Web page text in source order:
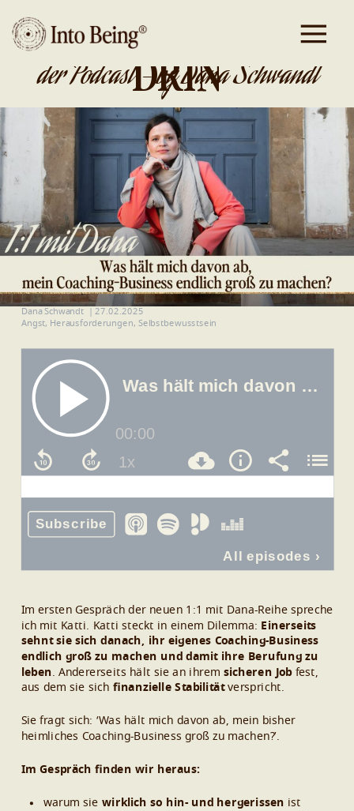
DA IST GOLD
DRIN
der Podcast - by Dana Schwandt
Dana Schwandt
27.02.2025
Angst, Herausforderungen, Selbstbewusstsein
Im ersten Gespräch der neuen 1:1 mit Dana-Reihe spreche
ich mit Katti. Katti steckt in einem Dilemma: Einerseits
sehnt sie sich danach, ihr eigenes Coaching-Business
endlich groß zu machen und damit ihre Berufung zu
leben . Andererseits hält sie an ihrem sicheren Jobfest,
aus dem sie sich finanzielle Stabilitätverspricht.
Sie fragt sich: ‘Was hält mich davon ab, mein bisher
heimliches Coaching-Business groß zu machen?’.
Im Gespräch finden wir heraus:
warum sie wirklich so hin- und hergerissen ist